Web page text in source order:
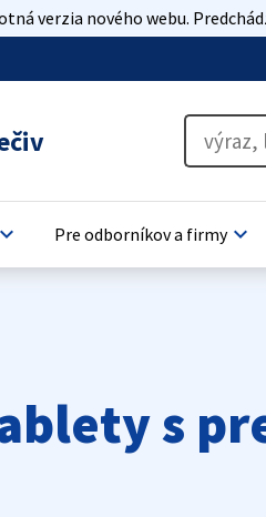
verzia nového webu.
keyboard_arrow_down Pre odborníkov a firmykeyboard_arrow_down
s